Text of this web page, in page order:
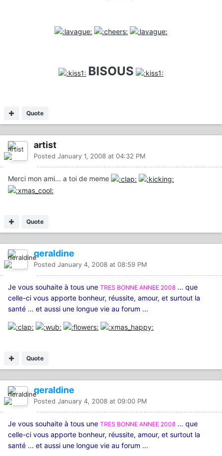
BISOUS
Quote
artist
Posted January 1, 2008 at 04:32 PM
Merci mon ami... a toi de meme
Quote
geraldine
Posted January 4, 2008 at 08:59 PM
Je vous souhaite à tous une TRES BONNE ANNEE 2008 ... que
celle-ci vous apporte bonheur, réussite, amour, et surtout la
santé ... et aussi une longue vie au forum ...
Quote
geraldine
Posted January 4, 2008 at 09:00 PM
Je vous souhaite à tous une TRES BONNE ANNEE 2008 ... que
celle-ci vous apporte bonheur, réussite, amour, et surtout la
santé ... et aussi une longue vie au forum ...